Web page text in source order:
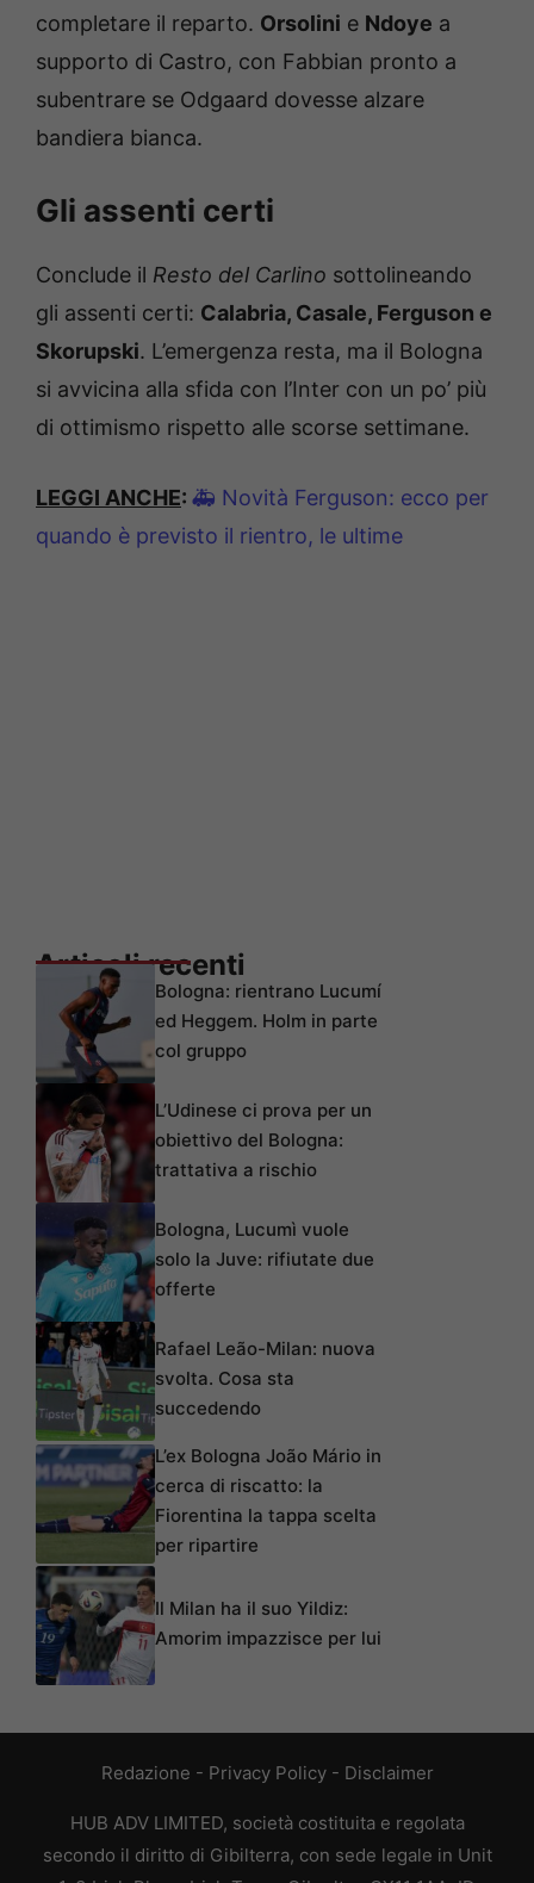
completare il reparto. Orsolini e Ndoye a
supporto di Castro, con Fabbian pronto a
subentrare se Odgaard dovesse alzare
bandiera bianca.
Gli assenti certi
Conclude il Resto del Carlino sottolineando
gli assenti certi: Calabria, Casale, Ferguson e
Skorupski. L’emergenza resta, ma il Bologna
si avvicina alla sfida con l’Inter con un po’ più
di ottimismo rispetto alle scorse settimane.
LEGGI ANCHE: 🚑 Novità Ferguson: ecco per
quando è previsto il rientro, le ultime
Articoli recenti
Bologna: rientrano Lucumí
ed Heggem. Holm in parte
col gruppo
L’Udinese ci prova per un
obiettivo del Bologna:
trattativa a rischio
Bologna, Lucumì vuole
solo la Juve: rifiutate due
offerte
Rafael Leão-Milan: nuova
svolta. Cosa sta
succedendo
L’ex Bologna João Mário in
cerca di riscatto: la
Fiorentina la tappa scelta
per ripartire
Il Milan ha il suo Yildiz:
Amorim impazzisce per lui
Redazione - Privacy Policy- Disclaimer
HUB ADV LIMITED, società costituita e regolata
secondo il diritto di Gibilterra, con sede legale in Unit